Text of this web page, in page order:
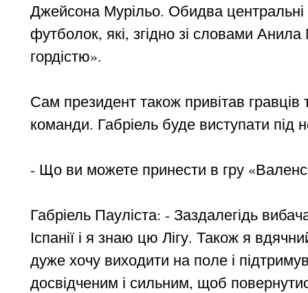
Джейсона Мурільо. Обидва центральні
футболок, які, згідно зі словами
гордістю».
Сам президент також привітав
команди. Габріель буде виступати
- Що ви можете принести в гру
Габріель Пауліста: - Заздалегідь
Іспанії і я знаю цю Лігу. Також я
дуже хочу виходити на поле і
досвідченим і сильним, щоб